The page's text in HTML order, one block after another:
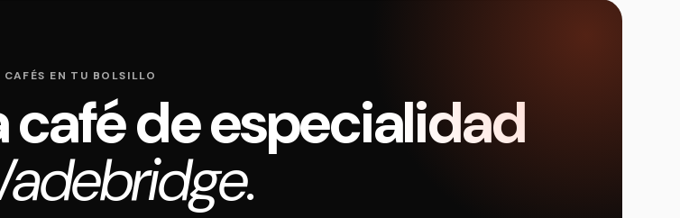
CAFÉS EN TU BOLSILLO
café de especialidad